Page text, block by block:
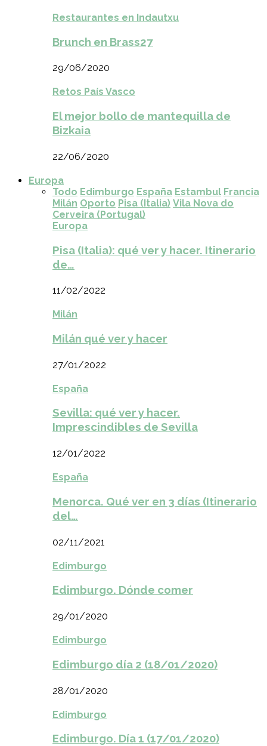
Restaurantes en Indautxu
Brunch en Brass27
29/06/2020
Retos País Vasco
El mejor bollo de mantequilla de
Bizkaia
22/06/2020
Europa
Todo Edimburgo España Estambul Francia
Milán Oporto Pisa (Italia) Vila Nova do
Cerveira (Portugal)
Europa
Pisa (Italia): qué ver y hacer. Itinerario
de…
11/02/2022
Milán
Milán qué ver y hacer
27/01/2022
España
Sevilla: qué ver y hacer.
Imprescindibles de Sevilla
12/01/2022
España
Menorca. Qué ver en 3 días (Itinerario
del…
02/11/2021
Edimburgo
Edimburgo. Dónde comer
29/01/2020
Edimburgo
Edimburgo día 2 (18/01/2020)
28/01/2020
Edimburgo
Edimburgo. Día 1 (17/01/2020)